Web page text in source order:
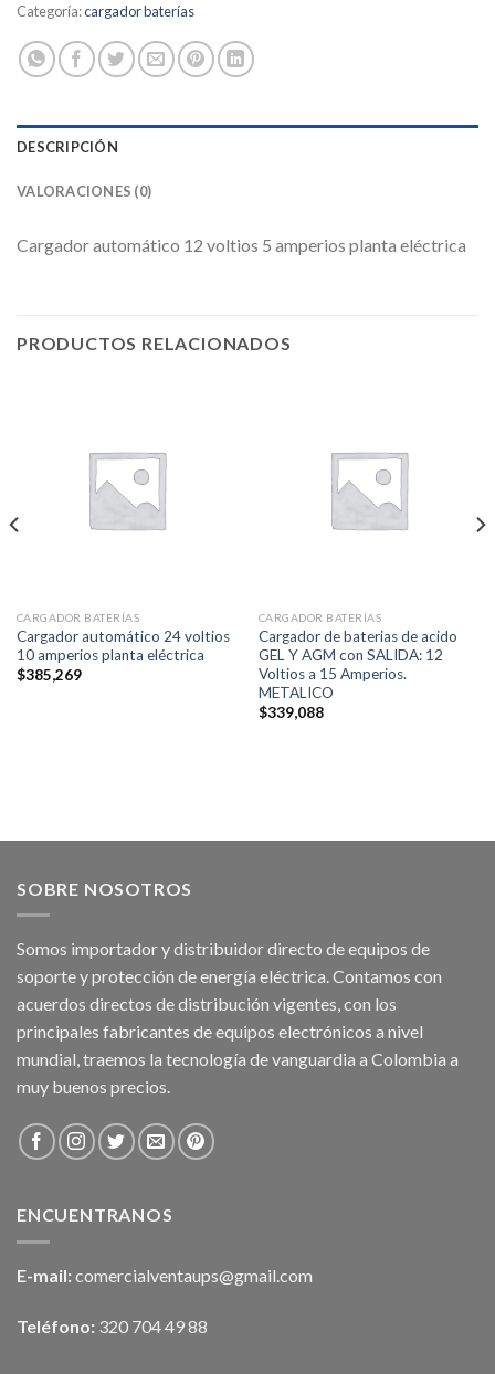
Categoría:cargador baterías
DESCRIPCIÓN
VALORACIONES (0)
Cargador automático 12 voltios 5 amperios planta eléctrica
PRODUCTOS RELACIONADOS
CARGADOR BATERÍAS
Cargador automático 24 voltios
10 amperios planta eléctrica
$385,269
CARGADOR BATERÍAS
Cargador de baterias de acido
GEL Y AGM con SALIDA: 12
Voltios a 15 Amperios.
METALICO
$339,088
SOBRE NOSOTROS
Somos importador y distribuidor directo de equipos de
soporte y protección de energía eléctrica. Contamos con
acuerdos directos de distribución vigentes, con los
principales fabricantes de equipos electrónicos a nivel
mundial, traemos la tecnología de vanguardia a Colombia a
muy buenos precios.
ENCUENTRANOS
E-mail: comercialventaups@gmail.com
Teléfono: 320 704 49 88